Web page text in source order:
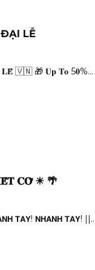
LỄ
🇻🇳 🎁 𝐔𝐩 𝐓𝐨 5𝟎%...
𝐂𝐎̛̃ ☀ 🌴
𝗧𝗔𝗬! 𝗡𝗛𝗔𝗡𝗛 𝗧𝗔𝗬! ||...